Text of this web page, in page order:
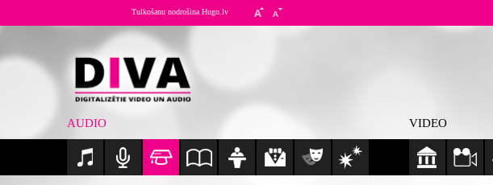
Tulkošanu nodrošina Hugo.lv
AUDIO VIDEO